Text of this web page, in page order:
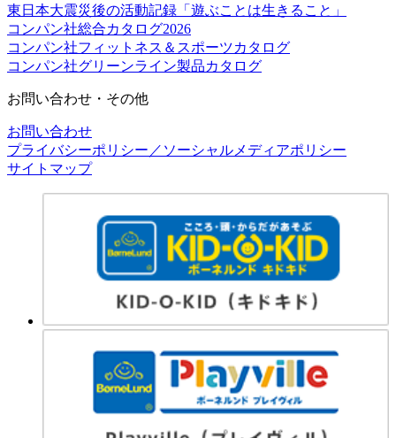
東日本大震災後の活動記録「遊ぶことは生きること」
コンパン社総合カタログ2026
コンパン社フィットネス＆スポーツカタログ
コンパン社グリーンライン製品カタログ
お問い合わせ・その他
お問い合わせ
プライバシーポリシー／ソーシャルメディアポリシー
サイトマップ